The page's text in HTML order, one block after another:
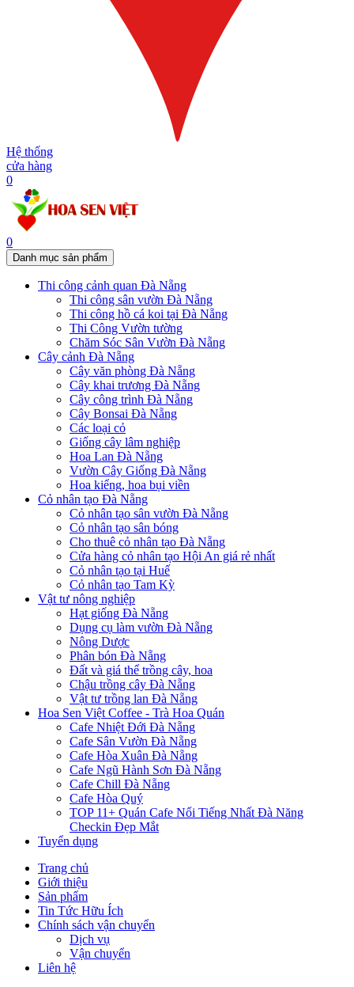
Hệ thống
cửa hàng
0
0
Danh mục sản phẩm
Thi công cảnh quan Đà Nẵng
Thi công sân vườn Đà Nẵng
Thi công hồ cá koi tại Đà Nẵng
Thi Công Vườn tường
Chăm Sóc Sân Vườn Đà Nẵng
Cây cảnh Đà Nẵng
Cây văn phòng Đà Nẵng
Cây khai trương Đà Nẵng
Cây công trình Đà Nẵng
Cây Bonsai Đà Nẵng
Các loại cỏ
Giống cây lâm nghiệp
Hoa Lan Đà Nẵng
Vườn Cây Giống Đà Nẵng
Hoa kiểng, hoa bụi viền
Cỏ nhân tạo Đà Nẵng
Cỏ nhân tạo sân vườn Đà Nẵng
Cỏ nhân tạo sân bóng
Cho thuê cỏ nhân tạo Đà Nẵng
Cửa hàng cỏ nhân tạo Hội An giá rẻ nhất
Cỏ nhân tạo tại Huế
Cỏ nhân tạo Tam Kỳ
Vật tư nông nghiệp
Hạt giống Đà Nẵng
Dụng cụ làm vườn Đà Nẵng
Nông Dược
Phân bón Đà Nẵng
Đất và giá thể trồng cây, hoa
Chậu trồng cây Đà Nẵng
Vật tư trồng lan Đà Nẵng
Hoa Sen Việt Coffee - Trà Hoa Quán
Cafe Nhiệt Đới Đà Nẵng
Cafe Sân Vườn Đà Nẵng
Cafe Hòa Xuân Đà Nẵng
Cafe Ngũ Hành Sơn Đà Nẵng
Cafe Chill Đà Nẵng
Cafe Hòa Quý
TOP 11+ Quán Cafe Nổi Tiếng Nhất Đà Năng
Checkin Đẹp Mắt
Tuyển dụng
Trang chủ
Giới thiệu
Sản phẩm
Tin Tức Hữu Ích
Chính sách vận chuyển
Dịch vụ
Vận chuyển
Liên hệ